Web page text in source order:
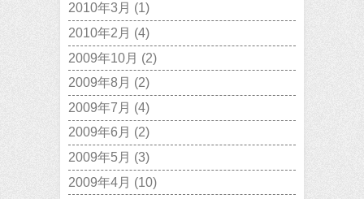
2010年3月 (1)
2010年2月 (4)
2009年10月 (2)
2009年8月 (2)
2009年7月 (4)
2009年6月 (2)
2009年5月 (3)
2009年4月 (10)